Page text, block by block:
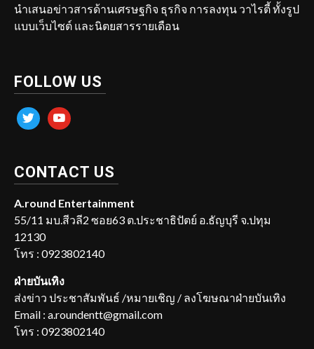
นำเสนอข่าวสารด้านเศรษฐกิจ ธุรกิจ การลงทุน วาไรตี้ ทั้งรูป
แบบเว็บไซต์ และนิตยสารรายเดือน
FOLLOW US
twitter youtube
CONTACT US
A.round Entertainment
55/11 มบ.สีวลี2 ซอย63 ต.ประชาธิปัตย์ อ.ธัญบุรี จ.ปทุม
12130
โทร : 0923802140
ฝ่ายบันเทิง
ส่งข่าว ประชาสัมพันธ์ /หมายเชิญ / ลงโฆษณาฝ่ายบันเทิง
Email : a.roundentt@gmail.com
โทร : 0923802140